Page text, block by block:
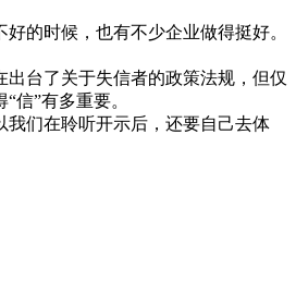
的时候，也有不少企业做得挺好。
台了关于失信者的政策法规，但仅
信”有多重要。
们在聆听开示后，还要自己去体